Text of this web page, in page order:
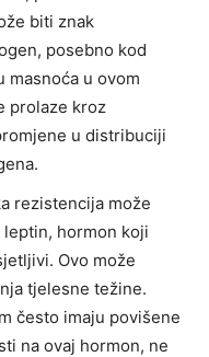
biti znak
posebno kod
masnoća u ovom
prolaze kroz
u distribuciji
rezistencija može
hormon koji
Ovo može
tjelesne težine.
često imaju povišene
na ovaj hormon, ne